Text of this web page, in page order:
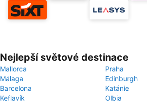
Nejlepší světové destinace
Mallorca
Praha
Málaga
Edinburgh
Barcelona
Katánie
Keflavík
Olbia